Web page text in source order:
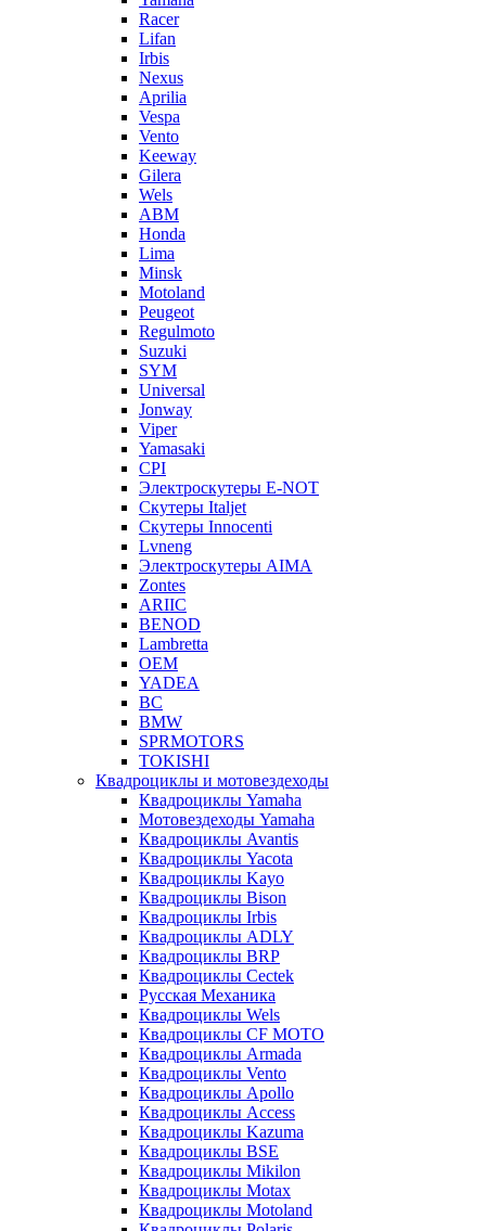
Racer
Lifan
Irbis
Nexus
Aprilia
Vespa
Vento
Keeway
Gilera
Wels
ABM
Honda
Lima
Minsk
Motoland
Peugeot
Regulmoto
Suzuki
SYM
Universal
Jonway
Viper
Yamasaki
CPI
Электроскутеры E-NOT
Скутеры Italjet
Скутеры Innocenti
Lvneng
Электроскутеры AIMA
Zontes
ARIIC
BENOD
Lambretta
OEM
YADEA
BC
BMW
SPRMOTORS
TOKISHI
Квадроциклы и мотовездеходы
Квадроциклы Yamaha
Мотовездеходы Yamaha
Квадроциклы Avantis
Квадроциклы Yacota
Квадроциклы Kayo
Квадроциклы Bison
Квадроциклы Irbis
Квадроциклы ADLY
Квадроциклы BRP
Квадроциклы Cectek
Русская Механика
Квадроциклы Wels
Квадроциклы CF MOTO
Квадроциклы Armada
Квадроциклы Vento
Квадроциклы Apollo
Квадроциклы Access
Квадроциклы Kazuma
Квадроциклы BSE
Квадроциклы Mikilon
Квадроциклы Motax
Квадроциклы Motoland